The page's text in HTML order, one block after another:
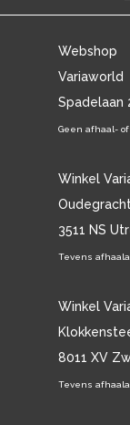
Webshop
Variaworld
Spadelaan
Geen afhaal-
Winkel
3511 NS
Tevens
Winkel
8011 XV
Tevens